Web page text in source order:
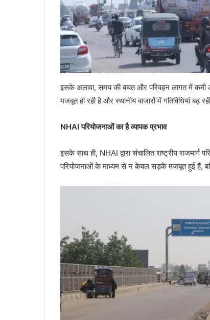
इसके अलावा, समय की बचत और परिवहन लागत में कमी
मजबूत हो रही है और स्थानीय बाजारों में गतिविधियां बढ़
NHAI परियोजनाओं का है व्यापक प्रभाव
इसके साथ ही, NHAI द्वारा संचालित राष्ट्रीय राजमार्ग
परियोजनाओं के माध्यम से न केवल सड़कें मजबूत हुई हैं,